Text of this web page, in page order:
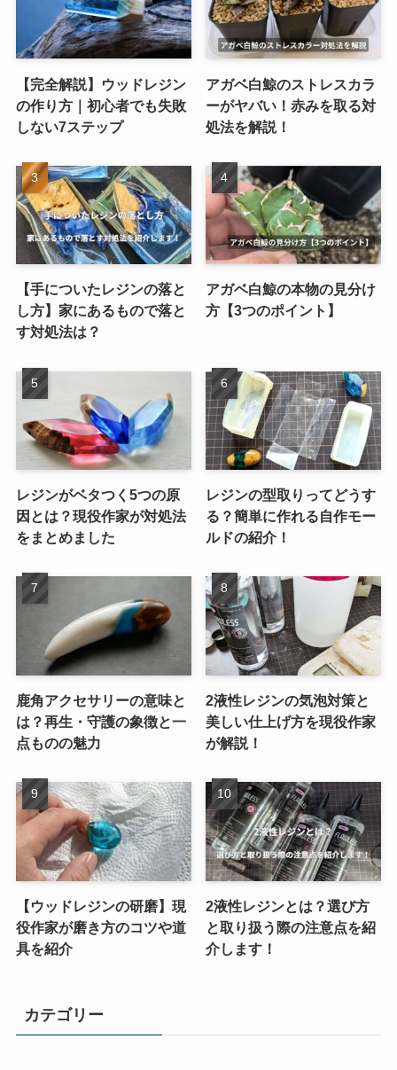
【完全解説】ウッドレジン
の作り方｜初心者でも失敗
しない7ステップ
アガベ白鯨のストレスカラ
ーがヤバい！赤みを取る対
処法を解説！
【手についたレジンの落と
し方】家にあるもので落と
す対処法は？
アガベ白鯨の本物の見分け
方【3つのポイント】
レジンがベタつく5つの原
因とは？現役作家が対処法
をまとめました
レジンの型取りってどうす
る？簡単に作れる自作モー
ルドの紹介！
鹿角アクセサリーの意味と
は？再生・守護の象徴と一
点ものの魅力
2液性レジンの気泡対策と
美しい仕上げ方を現役作家
が解説！
【ウッドレジンの研磨】現
役作家が磨き方のコツや道
具を紹介
2液性レジンとは？選び方
と取り扱う際の注意点を紹
介します！
カテゴリー